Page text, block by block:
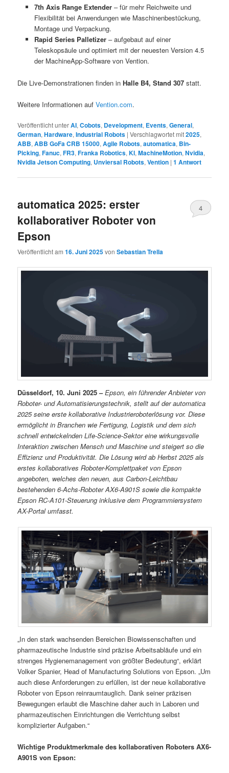
7th Axis Range Extender– für mehr Reichweite und
Flexibilität bei Anwendungen wie Maschinenbestückung,
Montage und Verpackung.
Rapid Series Palletizer– aufgebaut auf einer
Teleskopsäule und optimiert mit der neuesten Version 4.5
der MachineApp-Software von Vention.
Die Live-Demonstrationen finden inHalle B4, Stand 307statt.
Weitere Informationen aufVention.com.
Veröffentlicht unterAI,Cobots, Development, Events,General,
German,Hardware,Industrial Robots |Verschlagwortet mit2025,
ABB,ABB GoFa CRB 15000,Agile Robots,automatica, Bin-
Picking,Fanuc,FR3,Franka Robotics,KI,MachineMotion,Nvidia,
Nvidia Jetson Computing, Unviersal Robots,Vention |1 Antwort
automatica 2025: erster
kollaborativer Roboter von
Epson
Veröffentlicht am16. Juni 2025vonSebastian Trella
4
Düsseldorf, 10. Juni 2025 –Epson, ein führender Anbieter von
Roboter- und Automatisierungstechnik, stellt auf der automatica
2025 seine erste kollaborative Industrieroboterlösung vor. Diese
ermöglicht in Branchen wie Fertigung, Logistik und dem sich
schnell entwickelnden Life-Science-Sektor eine wirkungsvolle
Interaktion zwischen Mensch und Maschine und steigert so die
Effizienz und Produktivität. Die Lösung wird ab Herbst 2025 als
erstes kollaboratives Roboter-Komplettpaket von Epson
angeboten, welches den neuen, aus Carbon-Leichtbau
bestehenden 6-Achs-Roboter AX6-A901S sowie die kompakte
Epson RC-A101-Steuerung inklusive dem Programmiersystem
AX-Portal umfasst.
„In den stark wachsenden Bereichen Biowissenschaften und
pharmazeutische Industrie sind präzise Arbeitsabläufe und ein
strenges Hygienemanagement von größter Bedeutung“, erklärt
Volker Spanier, Head of Manufacturing Solutions von Epson. „Um
auch diese Anforderungen zu erfüllen, ist der neue kollaborative
Roboter von Epson reinraumtauglich. Dank seiner präzisen
Bewegungen erlaubt die Maschine daher auch in Laboren und
pharmazeutischen Einrichtungen die Verrichtung selbst
komplizierter Aufgaben.“
Wichtige Produktmerkmale des kollaborativen Roboters AX6-
A901S von Epson: